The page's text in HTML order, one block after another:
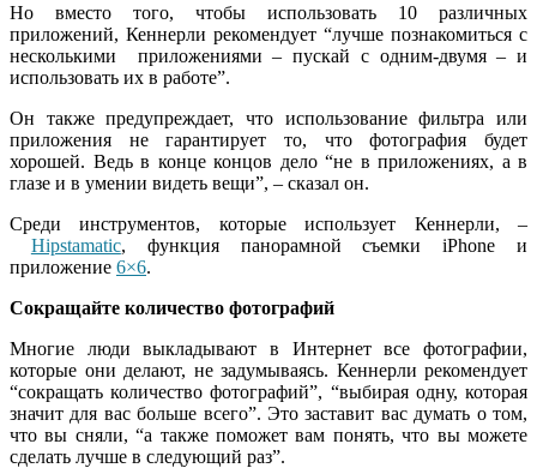
Но вместо того, чтобы использовать 10 различных
приложений, Кеннерли рекомендует “лучше познакомиться с
несколькими приложениями – пускай с одним-двумя – и
использовать их в работе”.
Он также предупреждает, что использование фильтра или
приложения не гарантирует то, что фотография будет
хорошей. Ведь в конце концов дело “не в приложениях, а в
глазе и в умении видеть вещи”, – сказал он.
Среди инструментов, которые использует Кеннерли, –
Hipstamatic, функция панорамной съемки iPhone и
приложение 6×6.
Сокращайте количество фотографий
Многие люди выкладывают в Интернет все фотографии,
которые они делают, не задумываясь. Кеннерли рекомендует
“сокращать количество фотографий”, “выбирая одну, которая
значит для вас больше всего”. Это заставит вас думать о том,
что вы сняли, “а также поможет вам понять, что вы можете
сделать лучше в следующий раз”.